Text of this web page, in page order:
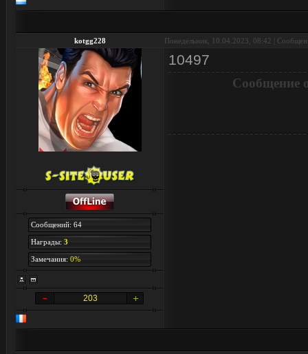
kotgg228 Понедельник, 10.04.2023, 08:42 |
Сообщений: 64
Награды: 3
Замечания: 0%
203
10497
Сообщение